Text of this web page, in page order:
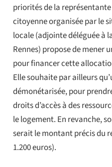
priorités de la
citoyenne organisée par le
locale (adjointe déléguée à
Rennes) propose de mener
pour financer cette
Elle souhaite par ailleurs
démonétarisée, pour
droits d’accès à des
le logement. En revanche,
serait le montant précis du
1.200 euros).